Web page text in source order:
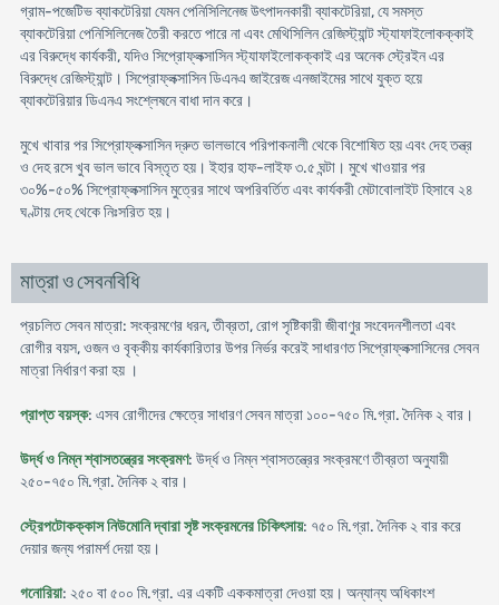
গ্রাম-পজেটিভ ব্যাকটেরিয়া যেমন পেনিসিলিনেজ উৎপাদনকারী ব্যাকটেরিয়া, যে সমস্ত
ব্যাকটেরিয়া পেনিসিলিনেজ তৈরী করতে পারে না এবং মেথিসিলিন রেজিস্ট্যান্ট স্ট্যাফাইলোকক্কাই
এর বিরুদ্ধে কার্যকরী, যদিও সিপ্রোফ্লক্সাসিন স্ট্যাফাইলোকক্কাই এর অনেক স্ট্রেইন এর
বিরুদ্ধে রেজিস্ট্যান্ট। সিপ্রোফ্লক্সাসিন ডিএনএ জাইরেজ এনজাইমের সাথে যুক্ত হয়ে
ব্যাকটেরিয়ার ডিএনএ সংশ্লেষনে বাধা দান করে।
মুখে খাবার পর সিপ্রোফ্লক্সাসিন দ্রুত ভালভাবে পরিপাকনালী থেকে বিশোষিত হয় এবং দেহ তন্ত্র
ও দেহ রসে খুব ভাল ভাবে বিস্তৃত হয়। ইহার হাফ-লাইফ ৩.৫ ঘন্টা। মুখে খাওয়ার পর
৩০%-৫০% সিপ্রোফ্লক্সাসিন মুত্রের সাথে অপরিবর্তিত এবং কার্যকরী মেটাবোলাইট হিসাবে ২৪
ঘণ্টায় দেহ থেকে নিঃসরিত হয়।
মাত্রা ও সেবনবিধি
প্রচলিত সেবন মাত্রা: সংক্রমণের ধরন, তীব্রতা, রোগ সৃষ্টিকারী জীবাণুর সংবেদনশীলতা এবং
রোগীর বয়স, ওজন ও বৃক্কীয় কার্যকারিতার উপর নির্ভর করেই সাধারণত সিপ্রোফ্লক্সাসিনের সেবন
মাত্রা নির্ধারণ করা হয় ।
প্রাপ্ত বয়স্ক: এসব রোগীদের ক্ষেত্রে সাধারণ সেবন মাত্রা ১০০-৭৫০ মি.গ্রা. দৈনিক ২ বার।
উর্দ্ধ ও নিম্ন শ্বাসতন্ত্রের সংক্রমণ: উর্দ্ধ ও নিম্ন শ্বাসতন্ত্রের সংক্রমণে তীব্রতা অনুযায়ী
২৫০-৭৫০ মি.গ্রা. দৈনিক ২ বার।
স্ট্রেপটোকক্কাস নিউমোনি দ্বারা সৃষ্ট সংক্রমনের চিকিৎসায়: ৭৫০ মি.গ্রা. দৈনিক ২ বার করে
দেয়ার জন্য পরামর্শ দেয়া হয়।
গনোরিয়া: ২৫০ বা ৫০০ মি.গ্রা. এর একটি এককমাত্রা দেওয়া হয়। অন্যান্য অধিকাংশ